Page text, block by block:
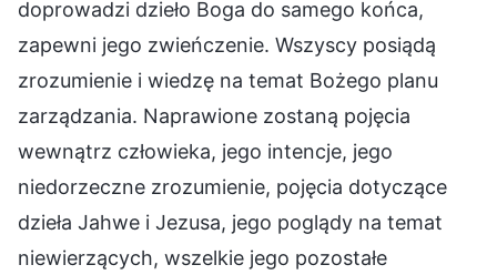
doprowadzi dzieło Boga do samego końca,
zapewni jego zwieńczenie. Wszyscy posiądą
zrozumienie i wiedzę na temat Bożego planu
zarządzania. Naprawione zostaną pojęcia
wewnątrz człowieka, jego intencje, jego
niedorzeczne zrozumienie, pojęcia dotyczące
dzieła Jahwe i Jezusa, jego poglądy na temat
niewierzących, wszelkie jego pozostałe